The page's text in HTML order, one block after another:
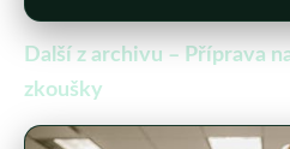
Další z archivu – Příprava
zkoušky